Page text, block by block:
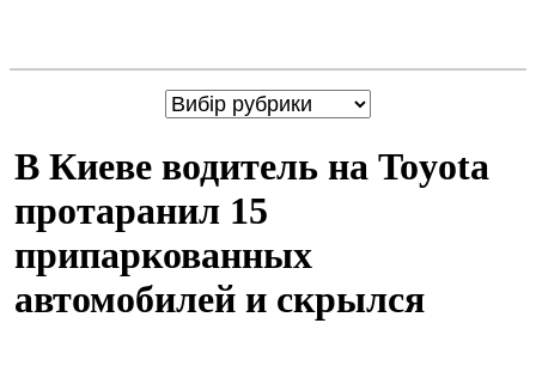
В Киеве водитель на Toyota
протаранил 15
припаркованных
автомобилей и скрылся